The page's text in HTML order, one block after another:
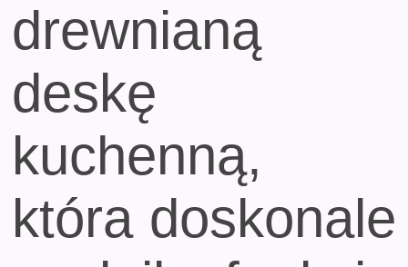
drewnianą
deskę
kuchenną,
która doskonale